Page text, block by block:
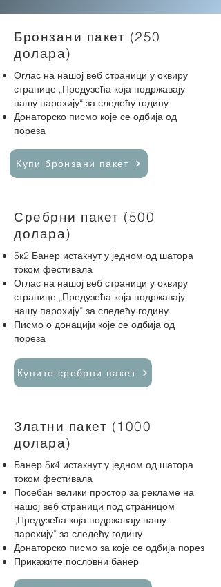
Бронзани пакет (250
долара)
Оглас на нашој веб страници у оквиру
странице „Предузећа која подржавају
нашу парохију“ за следећу годину
Донаторско писмо које се одбија од
пореза
Купи бронзани пакет
Сребрни пакет (500
долара)
5к2 Банер истакнут у једном од шатора
током фестивала
Оглас на нашој веб страници у оквиру
странице „Предузећа која подржавају
нашу парохију“ за следећу годину
Писмо о донацији које се одбија од
пореза
Купите сребрни пакет
Златни пакет (1000
долара)
Банер 5к4 истакнут у једном од шатора
током фестивала
Посебан велики простор за рекламе на
нашој веб страници под страницом
„Предузећа која подржавају нашу
парохију“ за следећу годину
Донаторско писмо за које се одбија порез
Прикажите пословни банер